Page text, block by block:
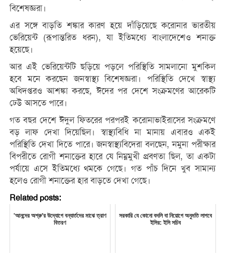
বিশেষজ্ঞরা।
এর সঙ্গে বাড়তি শঙ্কার কারণ হয়ে দাঁড়িয়েছে করোনার ভারতীয়
ভেরিয়েন্ট (রূপান্তরিত ধরন), যা ইতিমধ্যে বাংলাদেশেও শনাক্ত
হয়েছে।
আর এই ভেরিয়েন্টটি ছড়িয়ে পড়লে পরিস্থিতি সামলানো মুশকিল
হবে মনে করছেন জনস্বাস্থ্য বিশেষজ্ঞরা। পরিস্থিতি দেখে স্বাস্থ্য
অধিদপ্তরও আশঙ্কা করছে, ঈদের পর দেশে সংক্রমণের আরেকটি
ঢেউ আসতে পারে।
গত বছর দেশে ঈদুল ফিতরের পরপরই করোনাভাইরাসের সংক্রমণে
বড় লাফ দেখা দিয়েছিল। স্বাস্থ্যবিধি না মানায় এবারও একই
পরিস্থিতি দেখা দিতে পারে। জনস্বাস্থ্যবিদেরা বলছেন, নমুনা পরীক্ষার
বিপরীতে রোগী শনাক্তের হারে যে নিম্নমুখী প্রবণতা ছিল, তা একটা
পর্যায়ে এসে ইতিমধ্যে থমকে গেছে। গত পাঁচ দিনে খুব সামান্য
হলেও রোগী শনাক্তের হার বাড়তে দেখা গেছে।
Related posts:
'আনন্দের অশ্রু’র উদ্যোগে বন্যার্তদের মাঝে ত্রাণ
বিতরণ
সরকারি যে কোনো বদলি বা নিয়োগে অনুমতি লাগবে
ইসির: ইসি সচিব